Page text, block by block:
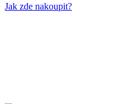
Jak zde nakoupit?